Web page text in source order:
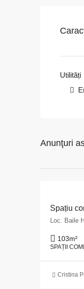
Utilități
Anunţuri
Loc. Baile
103m²
SPAȚII
Cristina